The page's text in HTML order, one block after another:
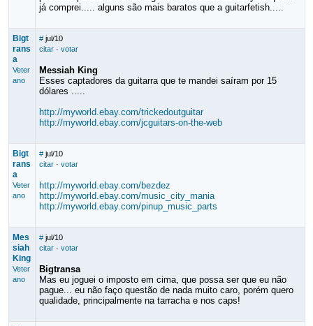
já comprei..... alguns são mais baratos que a guitarfetish.....
Bigt
rans
a
Veter
ano
# jul/10
citar· votar
Messiah King
Esses captadores da guitarra que te mandei saíram por 15
dólares .....
http://myworld.ebay.com/trickedoutguitar
http://myworld.ebay.com/jcguitars-on-the-web
Bigt
rans
a
Veter
ano
# jul/10
citar· votar
http://myworld.ebay.com/bezdez
http://myworld.ebay.com/music_city_mania
http://myworld.ebay.com/pinup_music_parts
Mes
siah
King
Veter
ano
# jul/10
citar· votar
Bigtransa
Mas eu joguei o imposto em cima, que possa ser que eu não
pague... eu não faço questão de nada muito caro, porém quero
qualidade, principalmente na tarracha e nos caps!